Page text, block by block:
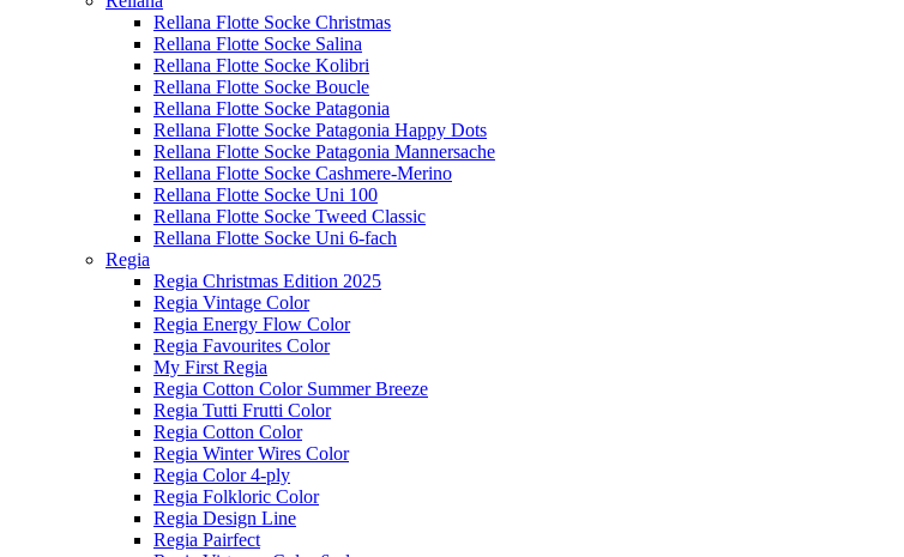
Rellana Flotte Socke Christmas
Rellana Flotte Socke Salina
Rellana Flotte Socke Kolibri
Rellana Flotte Socke Boucle
Rellana Flotte Socke Patagonia
Rellana Flotte Socke Patagonia Happy Dots
Rellana Flotte Socke Patagonia Mannersache
Rellana Flotte Socke Cashmere-Merino
Rellana Flotte Socke Uni 100
Rellana Flotte Socke Tweed Classic
Rellana Flotte Socke Uni 6-fach
Regia
Regia Christmas Edition 2025
Regia Vintage Color
Regia Energy Flow Color
Regia Favourites Color
My First Regia
Regia Cotton Color Summer Breeze
Regia Tutti Frutti Color
Regia Cotton Color
Regia Winter Wires Color
Regia Color 4-ply
Regia Folkloric Color
Regia Design Line
Regia Pairfect